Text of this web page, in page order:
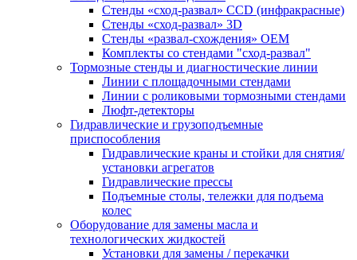
Стенды «сход-развал» CCD (инфракрасные)
Стенды «сход-развал» 3D
Стенды «развал-схождения» ОЕМ
Комплекты со стендами "сход-развал"
Тормозные стенды и диагностические линии
Линии с площадочными стендами
Линии с роликовыми тормозными стендами
Люфт-детекторы
Гидравлические и грузоподъемные
приспособления
Гидравлические краны и стойки для снятия/
установки агрегатов
Гидравлические прессы
Подъемные столы, тележки для подъема
колес
Оборудование для замены масла и
технологических жидкостей
Установки для замены / перекачки